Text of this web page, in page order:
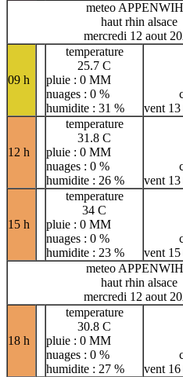
meteo
haut rhin alsace
mercredi 12 aout
09 h
temperature
25.7 C
pluie : 0 MM
nuages : 0 %
humidite : 31 %
vent
12 h
temperature
31.8 C
pluie : 0 MM
nuages : 0 %
humidite : 26 %
vent
15 h
temperature
34 C
pluie : 0 MM
nuages : 0 %
humidite : 23 %
vent
meteo
haut rhin alsace
mercredi 12 aout
18 h
temperature
30.8 C
pluie : 0 MM
nuages : 0 %
humidite : 27 %
vent